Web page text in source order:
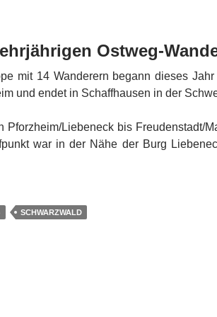
Ostweg-
mit 14 Wanderern begann dieses Jahr
und endet in Schaffhausen in der
Pforzheim/Liebeneck bis Freudenstadt/
war in der Nähe der Burg
SCHWARZWALD